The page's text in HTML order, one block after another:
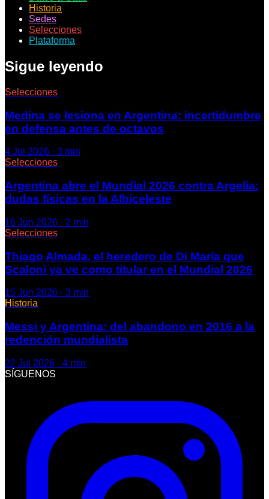
Historia
Sedes
Selecciones
Plataforma
Sigue leyendo
Selecciones
Medina se lesiona en Argentina: incertidumbre
en defensa antes de octavos
4 Jul 2026 · 3 min
Selecciones
Argentina abre el Mundial 2026 contra Argelia:
dudas físicas en la Albiceleste
16 Jun 2026 · 2 min
Selecciones
Thiago Almada, el heredero de Di María que
Scaloni ya ve como titular en el Mundial 2026
15 Jun 2026 · 3 min
Historia
Messi y Argentina: del abandono en 2016 a la
redención mundialista
22 Jul 2026 · 4 min
SÍGUENOS